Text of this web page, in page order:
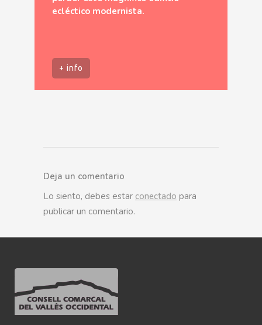
ecléctico modernista.
+ info
Deja un comentario
Lo siento, debes estar conectado para
publicar un comentario.